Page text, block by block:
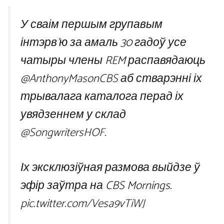
У сваім першым групавым
інтэрв'ю за амаль 30 гадоў усе
чатыры члены REM распавядаюць
@AnthonyMasonCBSаб стварэнні іх
трывалага каталога перад іх
увядзеннем у склад
@SongwritersHOF.
Іх эксклюзіўная размова выйдзе ў
эфір заўтра на CBS Mornings.
pic.twitter.com/Vesa9vTiWJ